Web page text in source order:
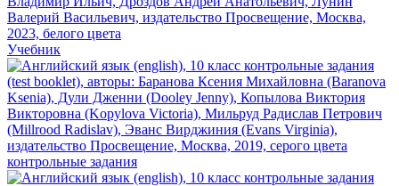
Учебник
контрольные задания